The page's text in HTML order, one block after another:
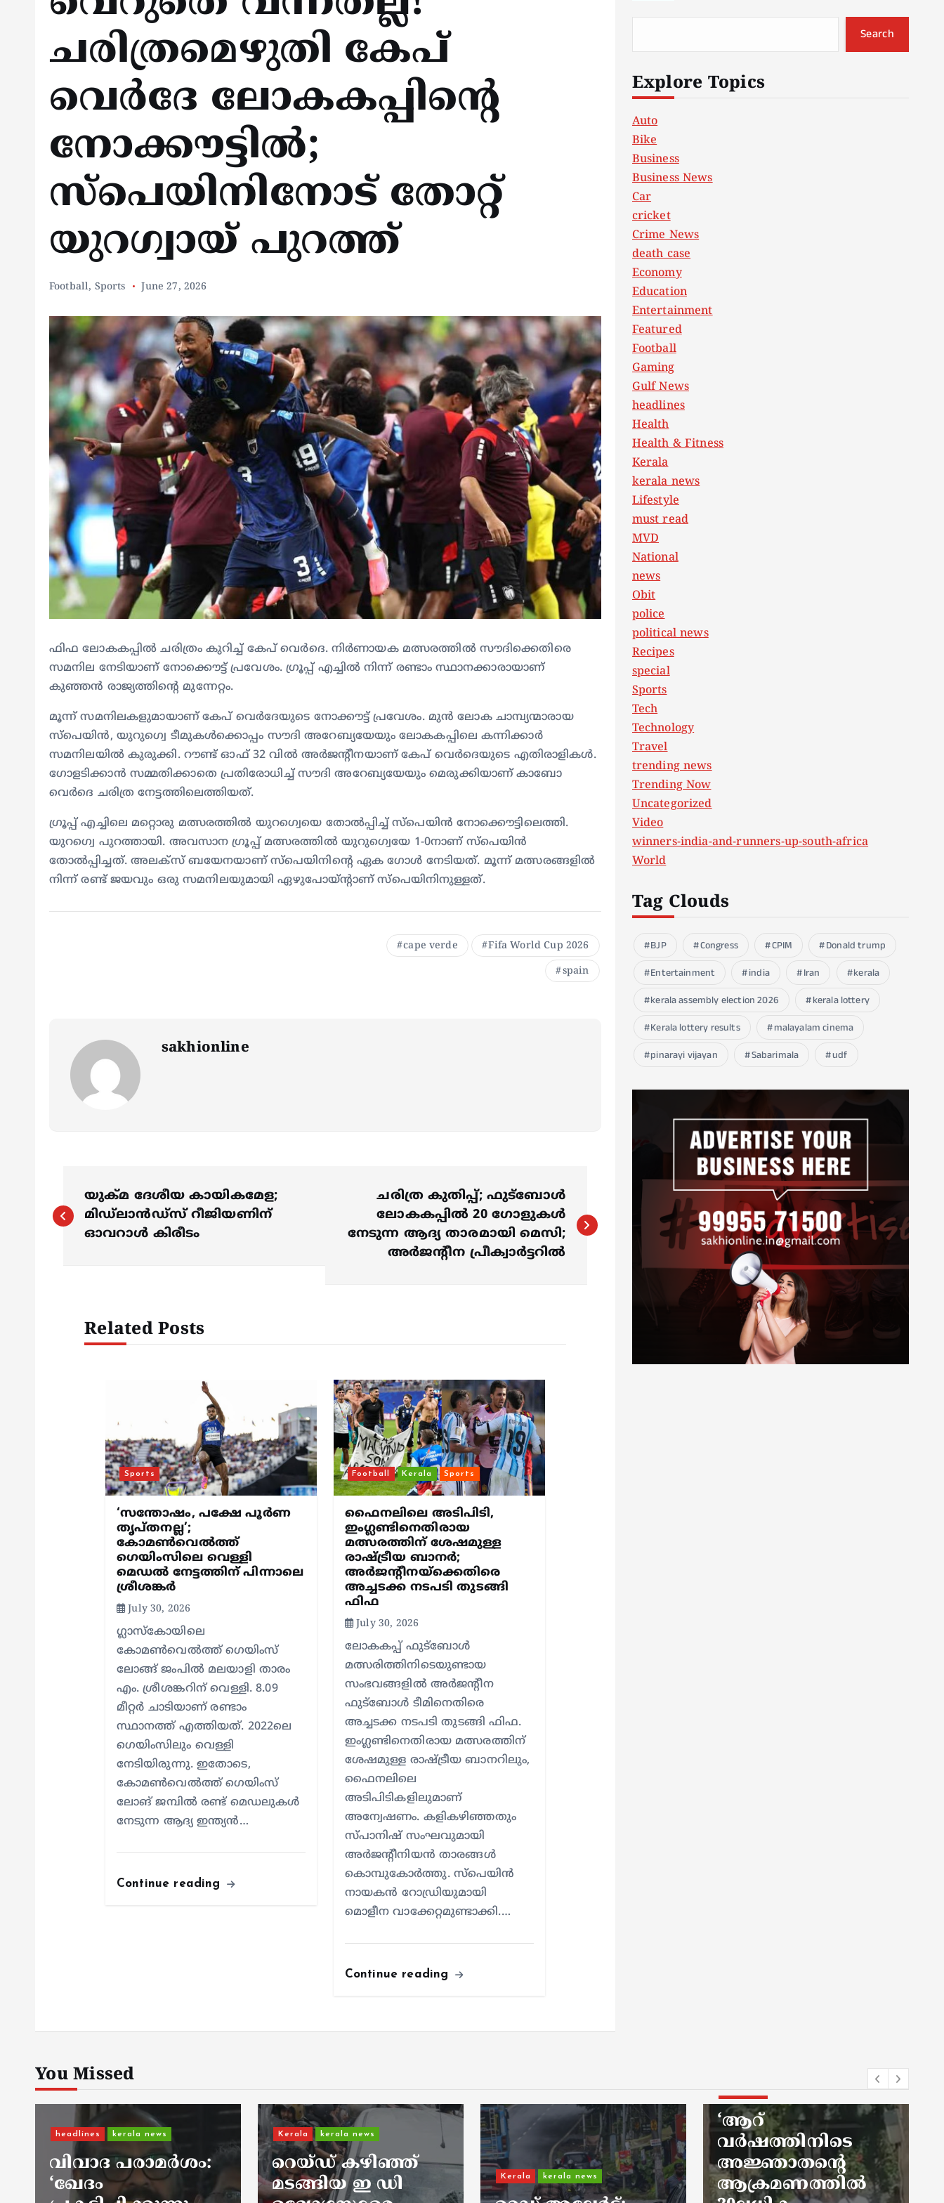
ചരിത്രമെഴുതി കേപ്
വെര്‍ദേ ലോകകപ്പിന്റെ
നോക്കൗട്ടില്‍;
സ്‌പെയിനിനോട് തോറ്റ്
യുറഗ്വായ് പുറത്ത്
Football, Sports June 27, 2026
ഫിഫ ലോകകപ്പില്‍ ചരിത്രം കുറിച്ച് കേപ് വെര്‍ദെ. നിര്‍ണായക മത്സരത്തില്‍ സൗദിക്കെതിരെ
സമനില നേടിയാണ് നോക്കൌട്ട് പ്രവേശം. ഗ്രൂപ്പ് എച്ചില്‍ നിന്ന് രണ്ടാം സ്ഥാനക്കാരായാണ്
കുഞ്ഞന്‍ രാജ്യത്തിന്റെ മുന്നേറ്റം.
മൂന്ന് സമനിലകളുമായാണ് കേപ് വെര്‍ദേയുടെ നോക്കൗട്ട് പ്രവേശം. മുന്‍ ലോക ചാമ്പ്യന്മാരായ
സ്‌പെയിന്‍, യുറുഗ്വെ ടീമുകള്‍ക്കൊപ്പം സൗദി അറേബ്യയേയും ലോകകപ്പിലെ കന്നിക്കാര്‍
സമനിലയില്‍ കുരുക്കി. റൗണ്ട് ഓഫ് 32 വില്‍ അര്‍ജന്റീനയാണ് കേപ് വെര്‍ദെയുടെ എതിരാളികള്‍.
ഗോളടിക്കാന്‍ സമ്മതിക്കാതെ പ്രതിരോധിച്ച് സൗദി അറേബ്യയേയും മെരുക്കിയാണ് കാബോ
വെര്‍ദെ ചരിത്ര നേട്ടത്തിലെത്തിയത്.
ഗ്രൂപ്പ് എച്ചിലെ മറ്റൊരു മത്സരത്തില്‍ യുറഗ്വെയെ തോല്‍പ്പിച്ച് സ്‌പെയിന്‍ നോക്കൌട്ടിലെത്തി.
യുറഗ്വെ പുറത്തായി. അവസാന ഗ്രൂപ്പ് മത്സരത്തില്‍ യുറുഗ്വെയേ 1-0നാണ് സ്‌പെയിന്‍
തോല്‍പ്പിച്ചത്. അലക്‌സ് ബയേനയാണ് സ്‌പെയിനിന്റെ ഏക ഗോള്‍ നേടിയത്. മൂന്ന് മത്സരങ്ങളില്‍
നിന്ന് രണ്ട് ജയവും ഒരു സമനിലയുമായി ഏഴുപോയ്ന്റാണ് സ്‌പെയിനിനുള്ളത്.
cape verde Fifa World Cup 2026
spain
sakhionline
o
യുക്മ ദേശീയ കായികമേള;
മിഡ്ലാൻഡ്സ് റീജിയണിന്
ഓവറാൾ കിരീടം
ചരിത്ര കുതിപ്പ്; ഫുട്ബോൾ
ലോകകപ്പിൽ 20 ഗോളുകള്‍
നേടുന്ന ആദ്യ താരമായി മെസി;
അര്‍ജന്റീന പ്രീക്വാര്‍ട്ടറില്‍
Related Posts
Sports
‘സന്തോഷം, പക്ഷേ പൂര്‍ണ
തൃപ്തനല്ല’;
കോമണ്‍വെല്‍ത്ത്
ഗെയിംസിലെ വെള്ളി
മെഡല്‍ നേട്ടത്തിന് പിന്നാലെ
ശ്രീശങ്കര്‍
July 30, 2026
ഗ്ലാസ്‌കോയിലെ
കോമണ്‍വെല്‍ത്ത് ഗെയിംസ്
ലോങ്ങ് ജംപില്‍ മലയാളി താരം
എം. ശ്രീശങ്കറിന് വെള്ളി. 8.09
മീറ്റര്‍ ചാടിയാണ് രണ്ടാം
സ്ഥാനത്ത് എത്തിയത്. 2022ലെ
ഗെയിംസിലും വെള്ളി
നേടിയിരുന്നു. ഇതോടെ,
കോമണ്‍വെല്‍ത്ത് ഗെയിംസ്
ലോങ് ജമ്പില്‍ രണ്ട് മെഡലുകള്‍
നേടുന്ന ആദ്യ ഇന്ത്യന്‍…
Continue reading
Football Kerala Sports
ഫൈനലിലെ അടിപിടി,
ഇംഗ്ലണ്ടിനെതിരായ
മത്സരത്തിന് ശേഷമുള്ള
രാഷ്ട്രീയ ബാനര്‍;
അര്‍ജന്റീനയ്‌ക്കെതിരെ
അച്ചടക്ക നടപടി തുടങ്ങി
ഫിഫ
July 30, 2026
ലോകകപ്പ് ഫുട്‌ബോള്‍
മത്സരിത്തിനിടെയുണ്ടായ
സംഭവങ്ങളില്‍ അര്‍ജന്റീന
ഫുട്‌ബോള്‍ ടീമിനെതിരെ
അച്ചടക്ക നടപടി തുടങ്ങി ഫിഫ.
ഇംഗ്ലണ്ടിനെതിരായ മത്സരത്തിന്
ശേഷമുള്ള രാഷ്ട്രീയ ബാനറിലും,
ഫൈനലിലെ
അടിപിടികളിലുമാണ്
അന്വേഷണം. കളികഴിഞ്ഞതും
സ്പാനിഷ് സംഘവുമായി
അര്‍ജന്റീനിയന്‍ താരങ്ങള്‍
കൊമ്പുകോര്‍ത്തു. സ്പെയിന്‍
നായകന്‍ റോഡ്രിയുമായി
മൊളീന വാക്കേറ്റമുണ്ടാക്കി.…
Continue reading
Search
Explore Topics
Auto
Bike
Business
Business News
Car
cricket
Crime News
death case
Economy
Education
Entertainment
Featured
Football
Gaming
Gulf News
headlines
Health
Health & Fitness
Kerala
kerala news
Lifestyle
must read
MVD
National
news
Obit
police
political news
Recipes
special
Sports
Tech
Technology
Travel
trending news
Trending Now
Uncategorized
Video
winners-india-and-runners-up-south-africa
World
Tag Clouds
BJP Congress CPIM
Donald trump
Entertainment
india Iran
kerala
kerala assembly election 2026
kerala lottery
Kerala lottery results
malayalam cinema
pinarayi vijayan
Sabarimala udf
You Missed
Kerala kerala news
റെയ്ഡ് കഴിഞ്ഞ്
മടങ്ങിയ ഇ ഡി
Kerala kerala news
‘ആറ്
വർഷത്തിനിടെ
അജ്ഞാതന്റെ
ആക്രമണത്തിൽ
kerala news Lifestyle
‘വി ഡി സതീശൻ
മുഖ്യമന്ത്രിയായപ്പോ
ൾ മുൻപ്